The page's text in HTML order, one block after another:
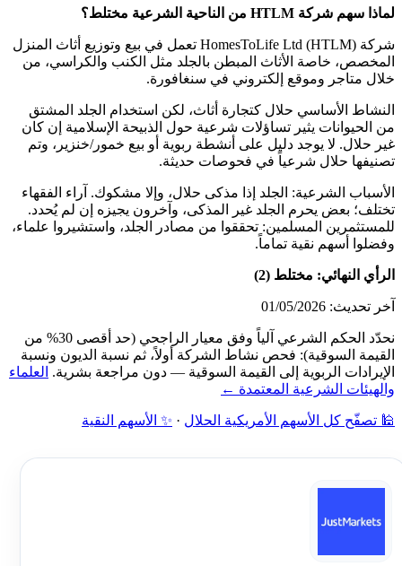
لماذا سهم شركة HTLM من الناحية الشرعية مختلط؟
شركة HomesToLife Ltd (HTLM) تعمل في بيع وتوزيع أثاث المنزل
المخصص، خاصة الأثاث المبطن بالجلد مثل الكنب والكراسي، من
خلال متاجر وموقع إلكتروني في سنغافورة.
النشاط الأساسي حلال كتجارة أثاث، لكن استخدام الجلد المشتق
من الحيوانات يثير تساؤلات شرعية حول الذبيحة الإسلامية إن كان
غير حلال. لا يوجد دليل على أنشطة ربوية أو بيع خمور/خنزير، وتم
تصنيفها حلال شرعياً في فحوصات حديثة.
الأسباب الشرعية: الجلد إذا مذكى حلال، وإلا مشكوك. آراء الفقهاء
تختلف؛ بعض يحرم الجلد غير المذكى، وآخرون يجيزه إن لم يُحدد.
للمستثمرين المسلمين: تحققوا من مصادر الجلد، واستشيروا علماء،
وفضلوا أسهم نقية تماماً.
الرأي النهائي: مختلط (2)
آخر تحديث: 01/05/2026
نحدّد الحكم الشرعي آلياً وفق معيار الراجحي (حد أقصى 30% من
القيمة السوقية): فحص نشاط الشركة أولاً، ثم نسبة الديون ونسبة
الإيرادات الربوية إلى القيمة السوقية — دون مراجعة بشرية. العلماء
والهيئات الشرعية المعتمدة ←
🕌 تصفّح كل الأسهم الأمريكية الحلال · ✨ الأسهم النقية